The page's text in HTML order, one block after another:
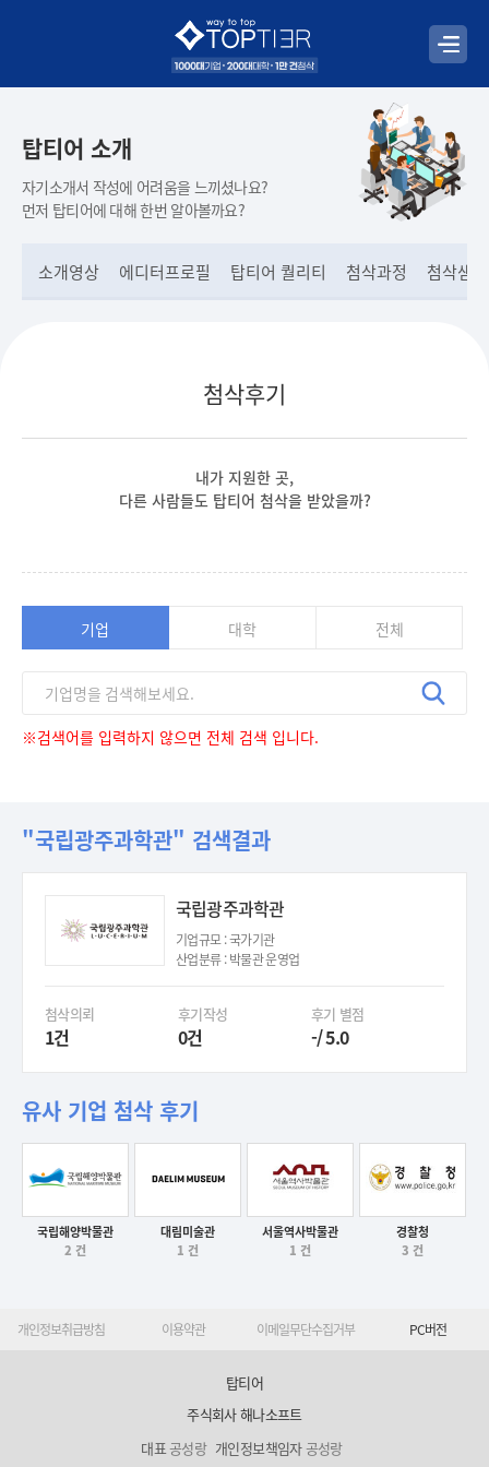
탑티어 소개
자기소개서 작성에 어려움을 느끼셨나요?
먼저 탑티어에 대해 한번 알아볼까요?
소개영상 에디터프로필 탑티어 퀄리티 첨삭과정 첨삭샘플
첨삭후기
내가 지원한 곳,
다른 사람들도 탑티어 첨삭을 받았을까?
기업 대학 전체
※검색어를 입력하지 않으면 전체 검색 입니다.
"국립광주과학관" 검색결과
국립광주과학관
기업규모 : 국가기관
산업분류 : 박물관 운영업
첨삭의뢰
1건
후기작성
0건
후기 별점
-/ 5.0
유사 기업 첨삭 후기
후기보기
국립해양박물관
2 건
후기보기
대림미술관
1 건
후기보기
서울역사박물관
1 건
후기보기
경찰청
3 건
개인정보취급방침 이용약관 이메일무단수집거부 PC버전
탑티어
주식회사 해나소프트
대표공성랑 개인정보책임자공성랑